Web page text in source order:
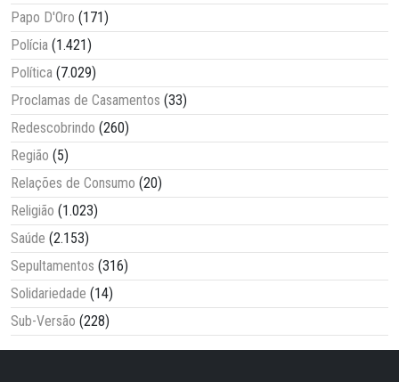
Papo D'Oro (171)
Polícia (1.421)
Política (7.029)
Proclamas de Casamentos (33)
Redescobrindo (260)
Região (5)
Relações de Consumo (20)
Religião (1.023)
Saúde (2.153)
Sepultamentos (316)
Solidariedade (14)
Sub-Versão (228)